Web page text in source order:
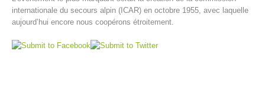
internationale du secours alpin (ICAR) en octobre 1955, avec laquelle
aujourd’hui encore nous coopérons étroitement.